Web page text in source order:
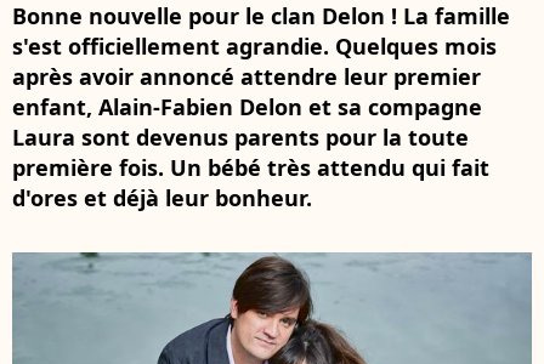
Bonne nouvelle pour le clan Delon ! La famille
s'est officiellement agrandie. Quelques mois
après avoir annoncé attendre leur premier
enfant, Alain-Fabien Delon et sa compagne
Laura sont devenus parents pour la toute
première fois. Un bébé très attendu qui fait
d'ores et déjà leur bonheur.